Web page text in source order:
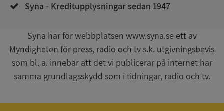
Syna - Kreditupplysningar sedan 1947
Syna har för webbplatsen www.syna.se ett av
Myndigheten för press, radio och tv s.k. utgivningsbevis
som bl. a. innebär att det vi publicerar på internet har
samma grundlagsskydd som i tidningar, radio och tv.